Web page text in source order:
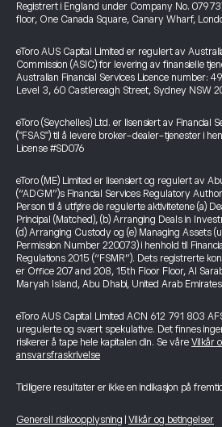
Registrert i England under Company No.
floor, One Canada Square, Canary Wharf,
eToro AUS Capital Limited er regulert av
Commission (ASIC) for levering av finansielle
Australian Financial Services Licence number:
Level 3, 60 Castlereagh Street, Sydney NSW
eToro (Seychelles) Ltd. er lisensiert av Financial
("FSAS") til å levere broker-dealer-tjenester i
License #SD076
eToro (ME) Limited er lisensiert og regulert av
(“ADGM”)s Financial Services Regulatory
Person til å utføre de regulerte aktivitetene (a)
Principal (Matched), (b) Arranging Deals in
(d) Arranging Custody og (e) Managing Assets
Permission Number 220073) i henhold til
Regulations 2015 (“FSMR”). Dets registrerte
er Office 207 and 208, 15th Floor Floor, Al
Maryah Island, Abu Dhabi, United Arab Emirates
eToro AUS Capital Limited ACN 612 791 803
uregulerte og svært spekulative. Det finnes
risikerer å tape hele kapitalen din. Se våre Vilkår
ansvarsfraskrivelse
Tidligere resultater er ikke en indikasjon på
Generell risikoopplysning Vilkår og betingelser